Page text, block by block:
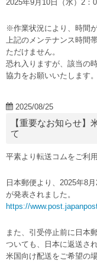
2025年9月10日（水）2
※作業状況により、時間
上記のメンテナンス時間
ただけません。
恐れ入りますが、該当の
協力をお願いいたします。
2025/08/25
【重要なお知らせ
て
平素より転送コムをご利
日本郵便より、2025年8
が発表されました。
https://
また、引受停止前に日本
ついても、日本に返送さ
米国向け配送をご希望の